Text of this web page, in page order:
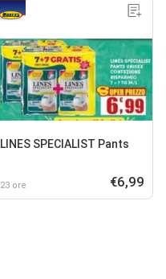
LINES SPECIALIST Pants
23 ore €6,99